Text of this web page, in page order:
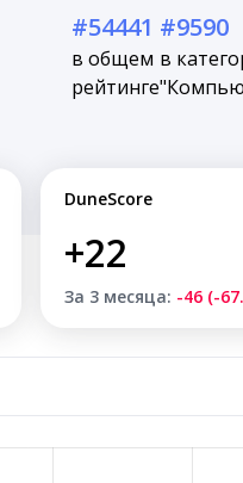
#54441
в общем
рейтинге
#9590
в
DuneScore
+22
За 3 месяца: -46 (-